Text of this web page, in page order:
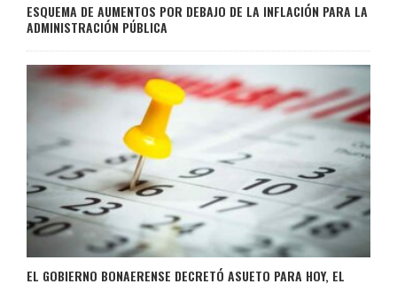
ESQUEMA DE AUMENTOS POR DEBAJO DE LA INFLACIÓN PARA LA
ADMINISTRACIÓN PÚBLICA
EL GOBIERNO BONAERENSE DECRETÓ ASUETO PARA HOY, EL